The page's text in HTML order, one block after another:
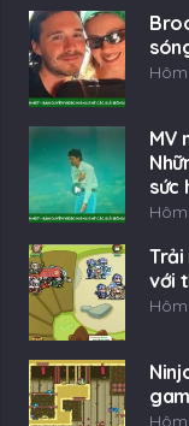
MV
sức
Trải
với